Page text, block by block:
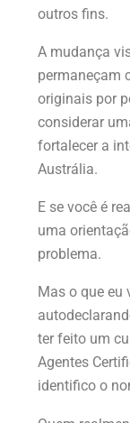
outros fins.
A mudança
permaneçam
originais por
considerar
fortalecer a
Austrália.
E se você é
uma
problema.
Mas o que eu
ter feito um
Agentes
identifico o